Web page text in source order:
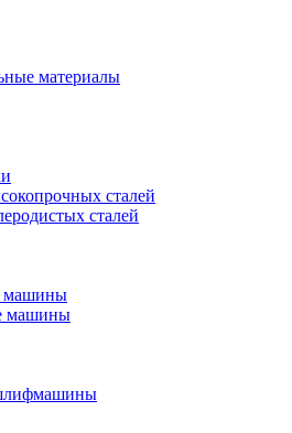
материалы
сталей
сталей
машины
машины